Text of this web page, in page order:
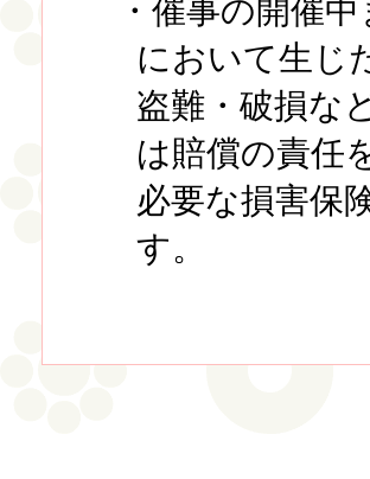
・催事の開催
において生じ
盗難・破損な
は賠償の責任
必要な損害保
す。